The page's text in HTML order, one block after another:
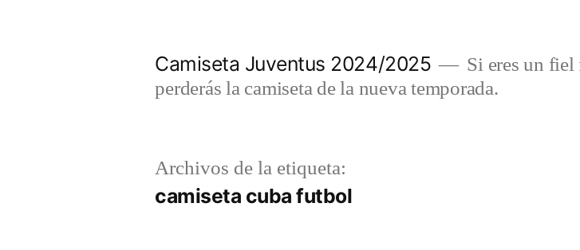
Camiseta Juventus 2024/2025
Si eres un
perderás la camiseta de la nueva temporada.
Archivos de la etiqueta:
camiseta cuba futbol